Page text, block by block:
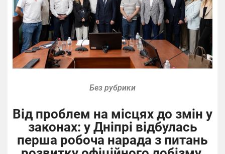
Без рубрики
Від проблем на місцях до змін у
законах: у Дніпрі відбулась
перша робоча нарада з питань